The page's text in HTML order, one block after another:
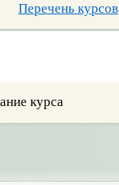
Перечень курсов
курса